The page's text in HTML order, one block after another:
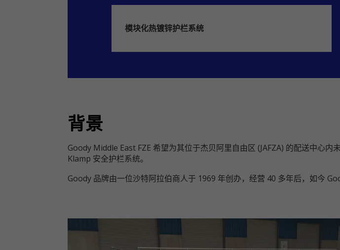
模块化热镀锌护栏系统
背景
Goody Middle East FZE 希望为其位于杰贝阿里自由区 (JAFZA) 的配送中心
Klamp 安全护栏系统。
Goody 品牌由一位沙特阿拉伯商人于 1969 年创办，经营 40 多年后，如今